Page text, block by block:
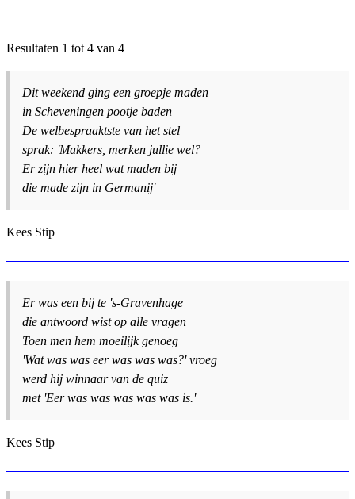
Resultaten 1 tot 4 van 4
Dit weekend ging een groepje maden
in Scheveningen pootje baden
De welbespraaktste van het stel
sprak: 'Makkers, merken jullie wel?
Er zijn hier heel wat maden bij
die made zijn in Germanij'
Kees Stip
Er was een bij te 's-Gravenhage
die antwoord wist op alle vragen
Toen men hem moeilijk genoeg
'Wat was was eer was was was?' vroeg
werd hij winnaar van de quiz
met 'Eer was was was was was is.'
Kees Stip